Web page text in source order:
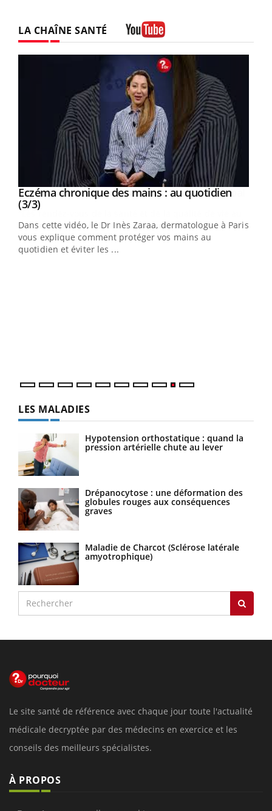
LA CHAÎNE SANTÉ
Youtube
Youtube
Eczéma chronique des mains : au quotidien
(3/3)Youtube
Dans cette vidéo, le Dr Inès Zaraa, dermatologue à Paris,
vous explique comment protéger vos mains au
quotidien et éviter les ...
LES MALADIES
Hypotension orthostatique : quand la
pression artérielle chute au lever
Drépanocytose : une déformation des
globules rouges aux conséquences
graves
Maladie de Charcot (Sclérose latérale
amyotrophique)
Le site santé de référence avec chaque jour toute l'actualité
médicale decryptée par des médecins en exercice et les
conseils des meilleurs spécialistes.
À PROPOS